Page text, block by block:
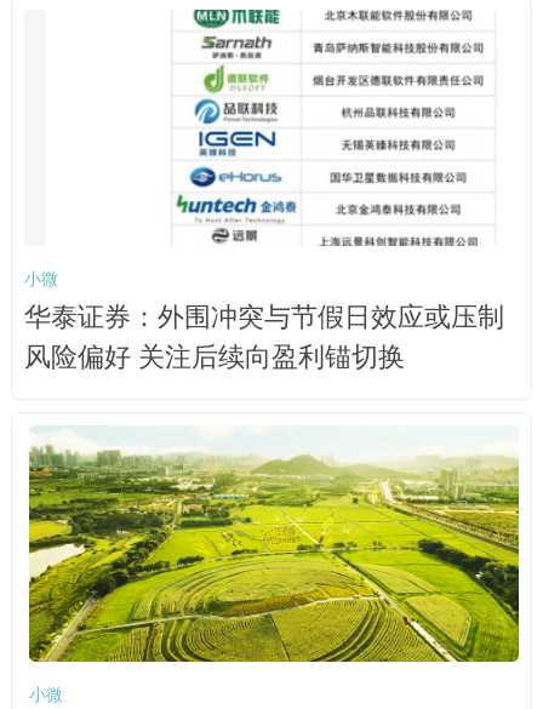
小微
华泰证券：外围冲突与节假日效应或压制
风险偏好 关注后续向盈利锚切换
小微